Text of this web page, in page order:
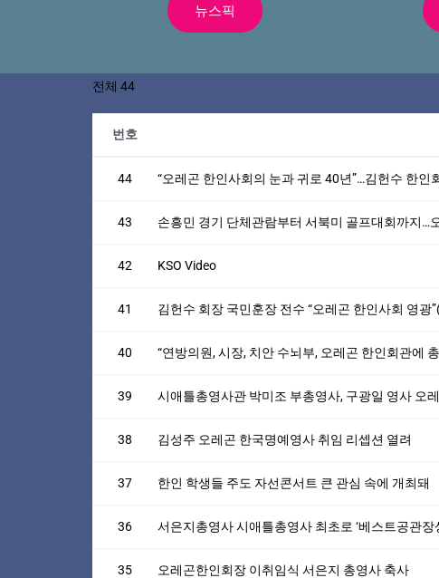
뉴스픽
전체 44
번호
44 “오레곤 한인사회의 눈과 귀로 40년”…김헌수 한인
43 손흥민 경기 단체관람부터 서북미 골프대회까지…
42 KSO Video
41 김헌수 회장 국민훈장 전수 “오레곤 한인사회 영광
40 “연방의원, 시장, 치안 수뇌부, 오레곤 한인회관에
39 시애틀총영사관 박미조 부총영사, 구광일 영사 오
38 김성주 오레곤 한국명예영사 취임 리셉션 열려
37 한인 학생들 주도 자선콘서트 큰 관심 속에 개최돼
36 서은지총영사 시애틀총영사 최초로 ‘베스트공관장
35 오레곤한인회장 이취임식 서은지 총영사 축사